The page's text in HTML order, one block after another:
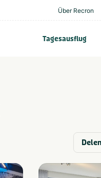
Über Recron
Tagesausflug
Delen